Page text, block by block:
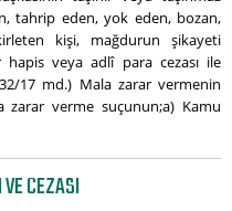
tahrip eden, yok eden, bozan,
kişi, mağdurun şikayeti
veya adlî para cezası ile
17 md.) Mala zarar vermenin
zarar verme suçunun;a) Kamu
CEZASI